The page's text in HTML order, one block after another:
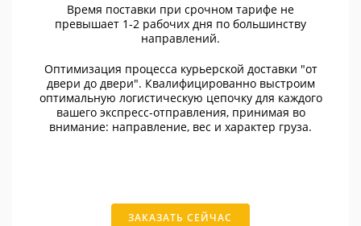
Время поставки при срочном тарифе не
превышает 1-2 рабочих дня по большинству
направлений.
Оптимизация процесса курьерской доставки "от
двери до двери". Квалифицированно выстроим
оптимальную логистическую цепочку для каждого
вашего экспресс-отправления, принимая во
внимание: направление, вес и характер груза.
ЗАКАЗАТЬ СЕЙЧАС